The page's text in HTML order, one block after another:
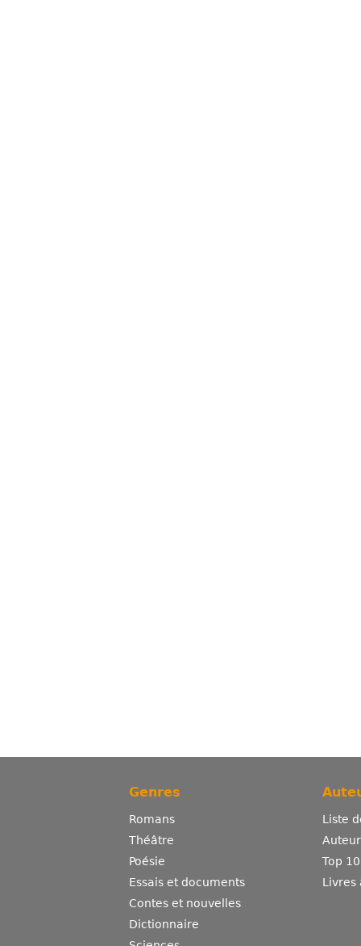
Genres
Romans
Théâtre
Poésie
Essais et documents
Contes et nouvelles
Dictionnaire
Liste
Top
Livres